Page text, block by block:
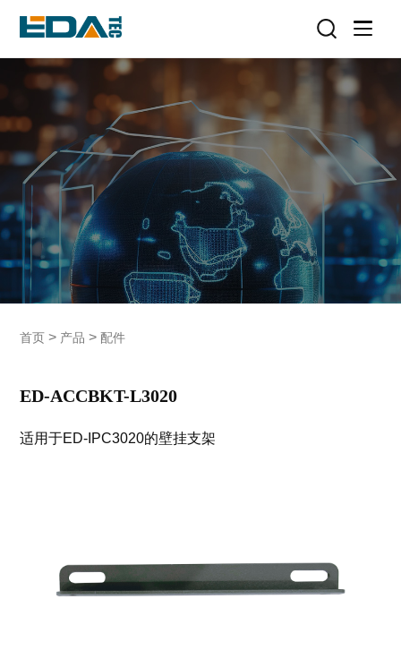
首页 > 产品 >配件
ED-ACCBKT-L3020
适用于ED-IPC3020的壁挂支架